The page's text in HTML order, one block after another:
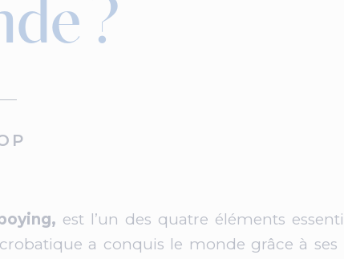
?
est l’un des quatre éléments
a conquis le monde grâce à